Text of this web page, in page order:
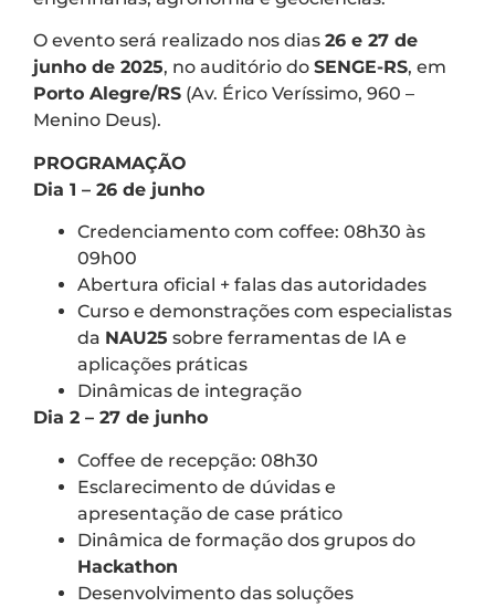
O evento será realizado nos dias 26 e 27 de
junho de 2025, no auditório do SENGE-RS, em
Porto Alegre/RS (Av. Érico Veríssimo, 960 –
Menino Deus).
PROGRAMAÇÃO
Dia 1 – 26 de junho
Credenciamento com coffee: 08h30 às
09h00
Abertura oficial + falas das autoridades
Curso e demonstrações com especialistas
da NAU25 sobre ferramentas de IA e
aplicações práticas
Dinâmicas de integração
Dia 2 – 27 de junho
Coffee de recepção: 08h30
Esclarecimento de dúvidas e
apresentação de case prático
Dinâmica de formação dos grupos do
Hackathon
Desenvolvimento das soluções